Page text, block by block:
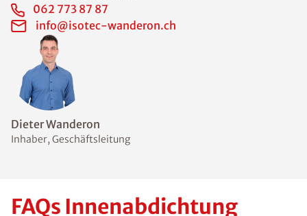
Dieter Wanderon
Inhaber, Geschäftsleitung
062 773 87 87
info@isotec-wanderon.ch
FAQs Innenabdichtung